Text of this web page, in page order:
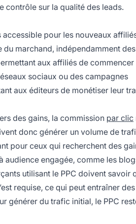
contrôle sur la qualité des leads.
pour les nouveaux
marchand, indépendamment
aux affiliés de commencer
sociaux ou des campagnes
aux éditeurs de monétiser leur
des gains, la commission par clic
donc générer un volume de
pour ceux qui recherchent des
audience engagée, comme les
utilisant le PPC doivent savoir
requise, ce qui peut entraîner
générer du trafic initial, le PPC